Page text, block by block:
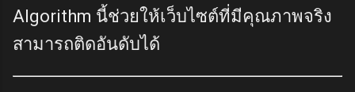
Algorithm นี้ช่วยให้เว็บไซต์ที่มีคุณภาพจริง
สามารถติดอันดับได้